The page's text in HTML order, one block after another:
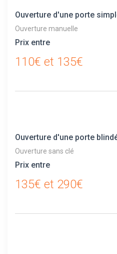
Ouverture d'une porte
Ouverture manuelle
Prix entre
110€ et 135€
Ouverture d'une porte
Ouverture sans clé
Prix entre
135€ et 290€